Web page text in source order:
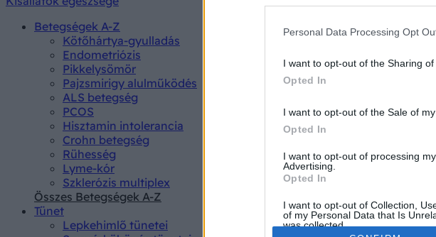
Personal Data Processing Opt
I want to opt-out of the Sharing of
Opted In
I want to opt-out of the Sale of
Opted In
I want to opt-out of processing
Advertising.
Opted In
I want to opt-out of Collection,
of my Personal Data that Is
was collected.
Betegségek A-Z
Kötőhártya-gyulladás
Endometriózis
Pikkelysömör
Pajzsmirigy alulműködés
ALS betegség
PCOS
Hisztamin intolerancia
Crohn betegség
Rühesség
Lyme-kór
Szklerózis multiplex
Összes Betegségek A-Z
Tünet
Lepkehimlő tünetei